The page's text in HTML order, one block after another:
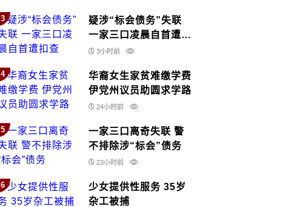
3
疑涉“标会债务”失联
一家三口凌晨自首遭扣
查
3小时前
4
华裔女生家贫难缴学费
伊党州议员助圆求学路
24小时前
5
一家三口离奇失联 警
不排除涉“标会”债务
23小时前
6
少女提供性服务 35岁
杂工被捕